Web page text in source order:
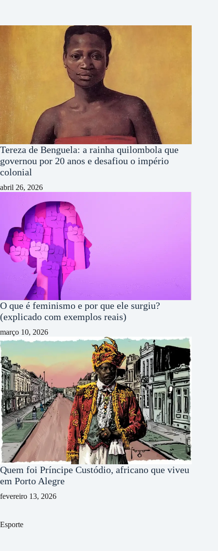
Tereza de Benguela: a rainha quilombola que
governou por 20 anos e desafiou o império
colonial
abril 26, 2026
O que é feminismo e por que ele surgiu?
(explicado com exemplos reais)
março 10, 2026
Quem foi Príncipe Custódio, africano que viveu
em Porto Alegre
fevereiro 13, 2026
Esporte